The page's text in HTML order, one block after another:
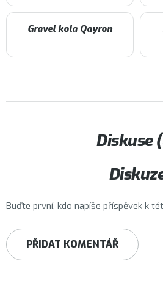
Gravel kola Qayron
Diskuse
Buďte první, kdo napíše příspěvek k
PŘIDAT KOMENTÁŘ